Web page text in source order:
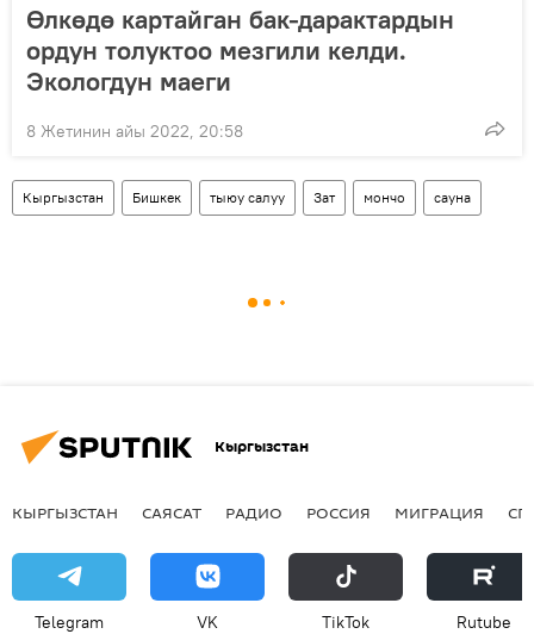
Өлкөдө картайган бак-дарактардын
ордун толуктоо мезгили келди.
Экологдун маеги
8 Жетинин айы 2022, 20:58
Кыргызстан Бишкек тыюу салуу Зат мончо сауна
Кыргызстан
КЫРГЫЗСТАН САЯСАТ РАДИО РОССИЯ МИГРАЦИЯ
Telegram VK ТikТоk Rutube